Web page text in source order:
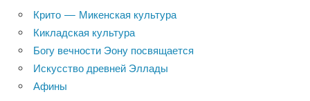
Крито — Микенская культура
Кикладская культура
Богу вечности Эону посвящается
Искусство древней Эллады
Афины